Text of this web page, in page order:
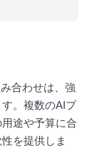
合わせは、強
。複数のAIプ
途や予算に合
を提供しま